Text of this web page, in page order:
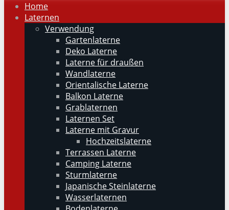
Home
Laternen
Verwendung
Gartenlaterne
Deko Laterne
Laterne für draußen
Wandlaterne
Orientalische Laterne
Balkon Laterne
Grablaternen
Laternen Set
Laterne mit Gravur
Hochzeitslaterne
Terrassen Laterne
Camping Laterne
Sturmlaterne
Japanische Steinlaterne
Wasserlaternen